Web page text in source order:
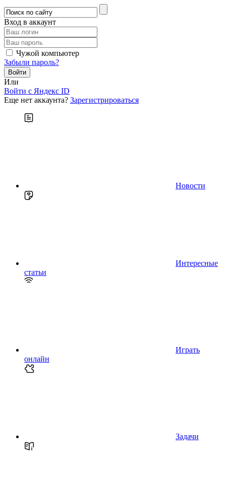
Вход в аккаунт
Чужой компьютер
Забыли пароль?
Или
Войти c Яндекс ID
Еще нет аккаунта? Зарегистрироваться
Новости
Интересные
статьи
Играть
онлайн
Задачи